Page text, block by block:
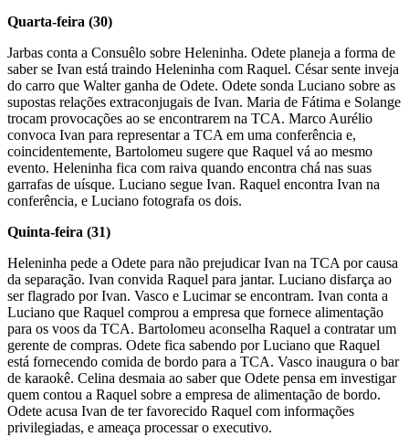
Quarta-feira (30)
Jarbas conta a Consuêlo sobre Heleninha. Odete planeja a forma de
saber se Ivan está traindo Heleninha com Raquel. César sente inveja
do carro que Walter ganha de Odete. Odete sonda Luciano sobre as
supostas relações extraconjugais de Ivan. Maria de Fátima e Solange
trocam provocações ao se encontrarem na TCA. Marco Aurélio
convoca Ivan para representar a TCA em uma conferência e,
coincidentemente, Bartolomeu sugere que Raquel vá ao mesmo
evento. Heleninha fica com raiva quando encontra chá nas suas
garrafas de uísque. Luciano segue Ivan. Raquel encontra Ivan na
conferência, e Luciano fotografa os dois.
Quinta-feira (31)
Heleninha pede a Odete para não prejudicar Ivan na TCA por causa
da separação. Ivan convida Raquel para jantar. Luciano disfarça ao
ser flagrado por Ivan. Vasco e Lucimar se encontram. Ivan conta a
Luciano que Raquel comprou a empresa que fornece alimentação
para os voos da TCA. Bartolomeu aconselha Raquel a contratar um
gerente de compras. Odete fica sabendo por Luciano que Raquel
está fornecendo comida de bordo para a TCA. Vasco inaugura o bar
de karaokê. Celina desmaia ao saber que Odete pensa em investigar
quem contou a Raquel sobre a empresa de alimentação de bordo.
Odete acusa Ivan de ter favorecido Raquel com informações
privilegiadas, e ameaça processar o executivo.